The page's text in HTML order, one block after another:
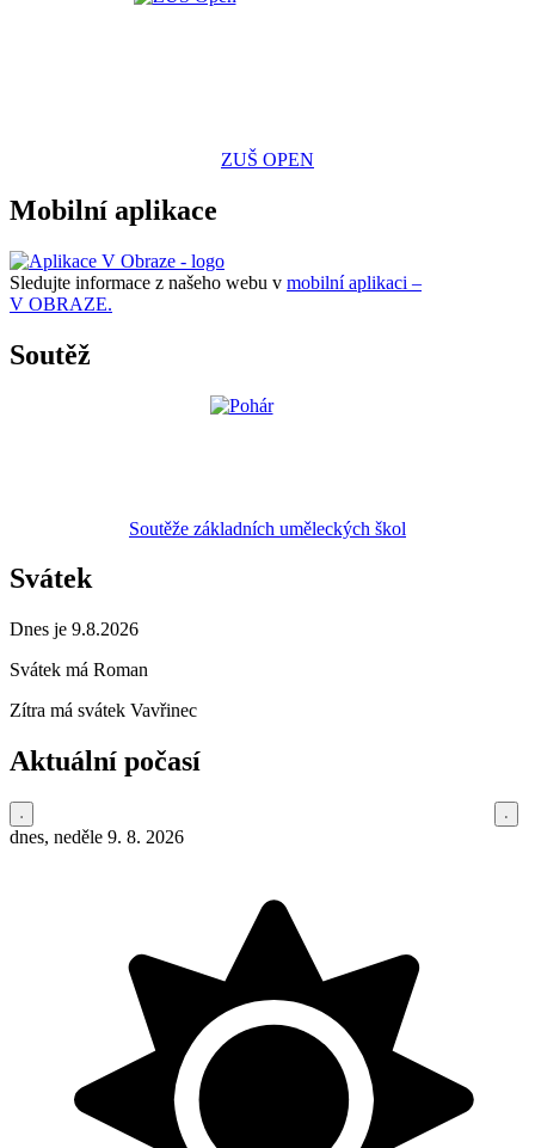
ZUŠ OPEN
Mobilní aplikace
Sledujte informace z našeho webu v mobilní aplikaci –
V OBRAZE.
Soutěž
Soutěže základních uměleckých škol
Svátek
Dnes je 9.8.2026
Svátek má Roman
Zítra má svátek Vavřinec
Aktuální počasí
dnes, neděle 9. 8. 2026